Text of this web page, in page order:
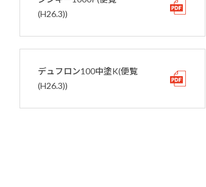
(H26.3))
デュフロン100中塗K(便覧
(H26.3))